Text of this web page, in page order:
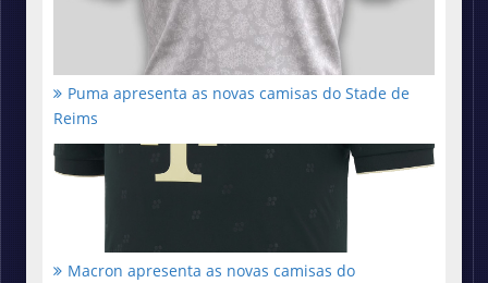
Puma apresenta as novas camisas do Stade de
Reims
Macron apresenta as novas camisas do